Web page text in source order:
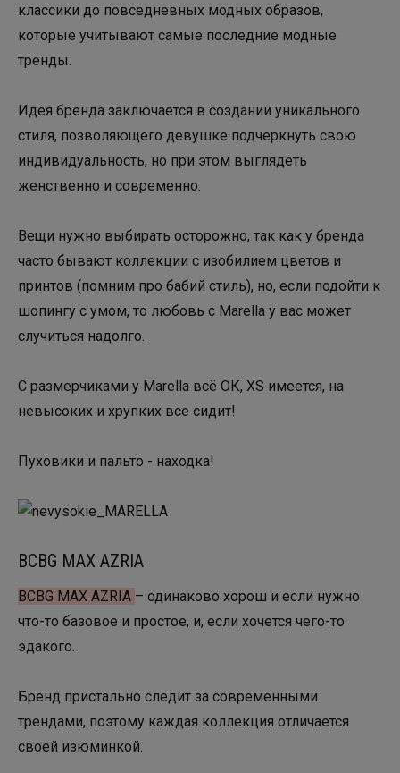
классики до повседневных модных образов,
которые учитывают самые последние модные
тренды.
Идея бренда заключается в создании уникального
стиля, позволяющего девушке подчеркнуть свою
индивидуальность, но при этом выглядеть
женственно и современно.
Вещи нужно выбирать осторожно, так как у бренда
часто бывают коллекции с изобилием цветов и
принтов (помним про бабий стиль), но, если подойти к
шопингу с умом, то любовь с Marella у вас может
случиться надолго.
С размерчиками у Marella всё ОК, ХS имеется, на
невысоких и хрупких все сидит!
Пуховики и пальто - находка!
BCBG MAX AZRIA
BCBG MAX AZRIA – одинаково хорош и если нужно
что-то базовое и простое, и, если хочется чего-то
эдакого.
Бренд пристально следит за современными
трендами, поэтому каждая коллекция отличается
своей изюминкой.